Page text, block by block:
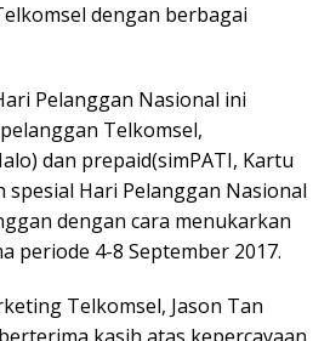
dengan berbagai
Pelanggan Nasional ini
Telkomsel,
dan prepaid(simPATI, Kartu
spesial Hari Pelanggan Nasional
dengan cara menukarkan
periode 4-8 September 2017.
Telkomsel, Jason Tan